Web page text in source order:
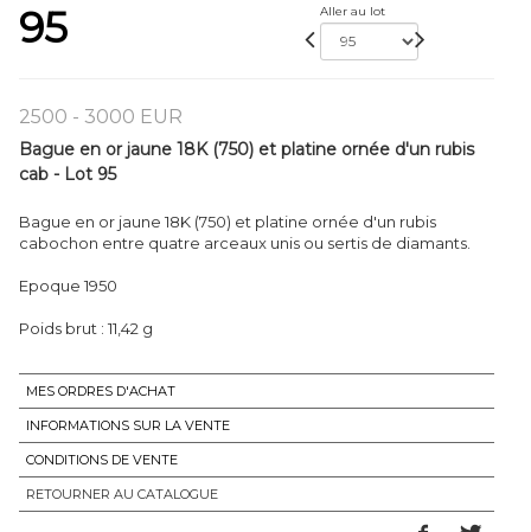
95 Aller au lot
2500 - 3000 EUR
Bague en or jaune 18K (750) et platine ornée d'un rubis
cab - Lot 95
Bague en or jaune 18K (750) et platine ornée d'un rubis
cabochon entre quatre arceaux unis ou sertis de diamants.
Epoque 1950
Poids brut : 11,42 g
MES ORDRES D'ACHAT
INFORMATIONS SUR LA VENTE
CONDITIONS DE VENTE
RETOURNER AU CATALOGUE